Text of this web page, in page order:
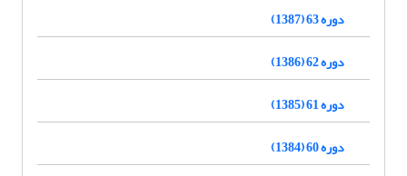
دوره 63 (1387)
دوره 62 (1386)
دوره 61 (1385)
دوره 60 (1384)